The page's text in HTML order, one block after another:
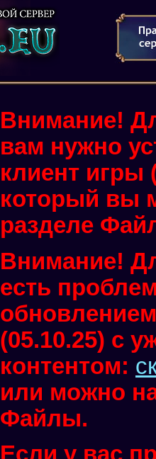
Внимание!
вам нужно
клиент игры
который вы
разделе
Внимание!
есть
(05.10.25) с
контентом:
или можно
Файлы.